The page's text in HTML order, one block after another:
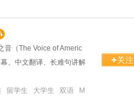
音（The Voice of Americ
、中文翻译、长难句讲解
留学生 大学生 双语 M